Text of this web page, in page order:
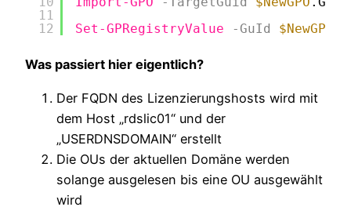
11
12
Set-GPRegistryValue
-GuId $NewGPO
Was passiert hier eigentlich?
Der FQDN des Lizenzierungshosts wird mit
dem Host „rdslic01“ und der
„USERDNSDOMAIN“ erstellt
Die OUs der aktuellen Domäne werden
solange ausgelesen bis eine OU ausgewählt
wird